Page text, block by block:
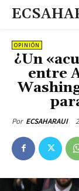
OPINIÓN
¿Un
entre
Por ECSAHARAUI